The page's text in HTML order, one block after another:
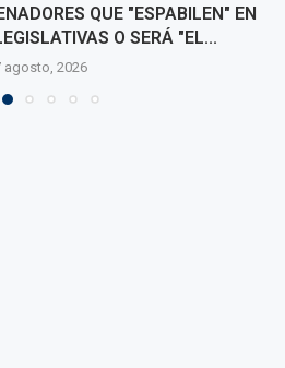
QUE "ESPABILEN" EN
O SERÁ "EL...
agosto, 2026